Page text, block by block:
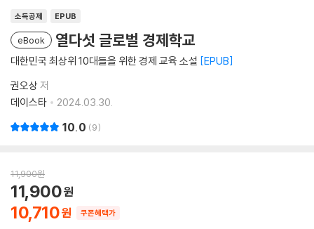
소득공제 EPUB
eBook 열다섯 글로벌 경제학교
대한민국 최상위 10대들을 위한 경제 교육 소설 EPUB
권오상 저
데이스타
2024.03.30.
10.0 9
11,900원
10,710
11,900
쿠폰혜택가